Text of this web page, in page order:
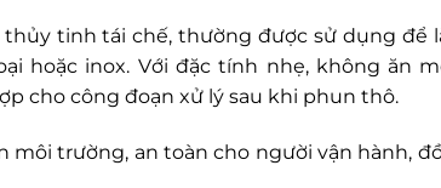
tinh tái chế, thường được sử dụng để
hoặc inox. Với đặc tính nhẹ, không ăn
cho công đoạn xử lý sau khi phun thô.
trường, an toàn cho người vận hành,